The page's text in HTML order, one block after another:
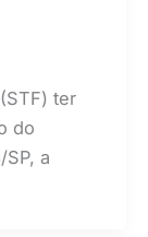
ter
do
a